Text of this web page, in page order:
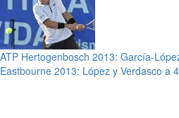
ATP Hertogenbosch 2013: García-
Eastbourne 2013: López y Verdasco a